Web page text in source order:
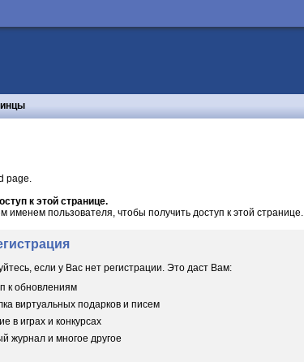
page.
к этой странице.
пользователя, чтобы получить доступ к этой странице.
если у Вас нет регистрации. Это даст Вам:
к обновлениям
виртуальных подарков и писем
в играх и конкурсах
журнал и многое другое